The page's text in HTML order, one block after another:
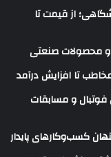
از قیمت تا
و محصولات صنعتی
فوتبال و مسابقات
کسب‌وکارهای پایدار